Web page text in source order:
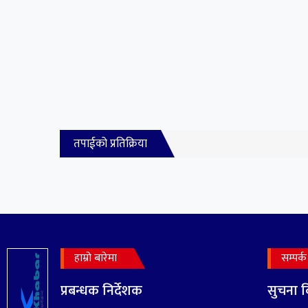
तपाईको प्रतिक्रिया
हाम्रो बारेमा
प्रबन्धक निर्देशक
सम्पर्क
सुचना